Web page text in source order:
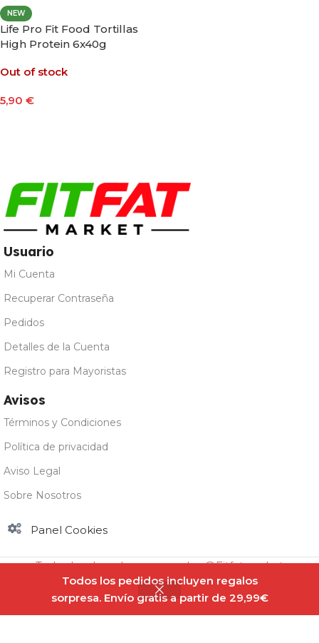
Todos los pedidos incluyen regalos
sorpresa. Envío gratis a partir de 29,99€
NEW
Life Pro Fit Food Tortillas
High Protein 6x40g
Out of stock
5,90 €
Usuario
Mi Cuenta
Recuperar Contraseña
Pedidos
Detalles de la Cuenta
Registro para Mayoristas
Avisos
Términos y Condiciones
Política de privacidad
Aviso Legal
Sobre Nosotros
Panel Cookies
Todos los derechos reservados @Fitfatmarket